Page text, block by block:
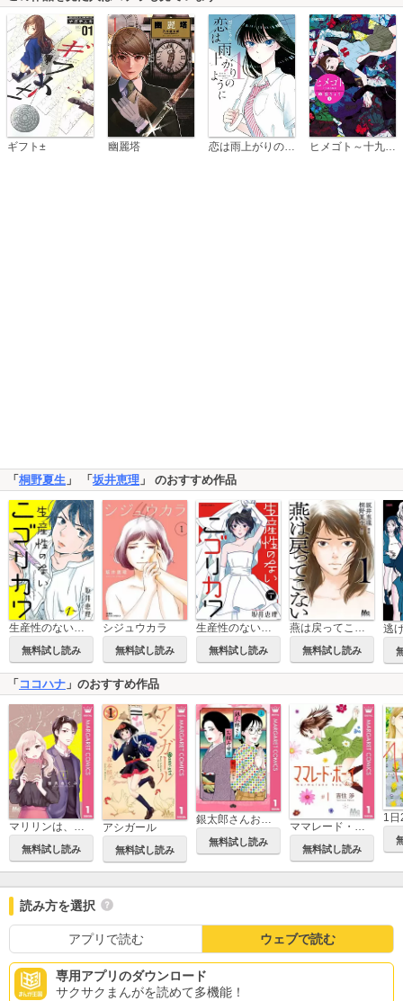
ギフト± 幽麗塔 ヒメゴト～十九歳の制服～
「桐野夏生 」 「坂井恵理 」 のおすすめ作品
生産性のないニゴリカワ
無料試し読み
シジュウカラ
無料試し読み
生産性のないニゴリカワ 分冊版
無料試し読み
燕は戻ってこない 単行本版
無料試し読み
逃
「ココハナ 」のおすすめ作品
マリリンは、いなくなった
無料試し読み
アシガール
無料試し読み
無料試し読み
ママレード・ボーイ little
無料試し読み
1日
読み方を選択
アプリで読む ウェブで読む
専用アプリのダウンロード
サクサクまんがを読めて多機能！